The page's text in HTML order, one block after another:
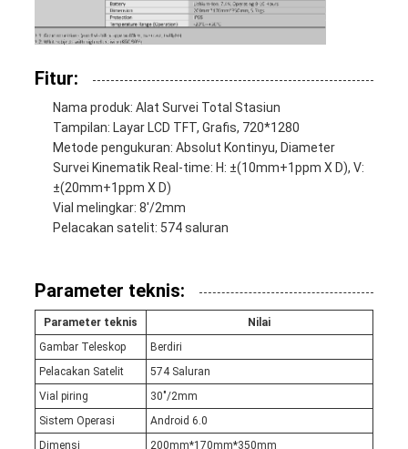
Fitur:
Nama produk: Alat Survei Total Stasiun
Tampilan: Layar LCD TFT, Grafis, 720*1280
Metode pengukuran: Absolut Kontinyu, Diameter
Survei Kinematik Real-time: H: ±(10mm+1ppm X D), V:
±(20mm+1ppm X D)
Vial melingkar: 8'/2mm
Pelacakan satelit: 574 saluran
Parameter teknis:
Parameter teknis
Nilai
Gambar Teleskop
Berdiri
Pelacakan Satelit
574 Saluran
Vial piring
30"/2mm
Sistem Operasi
Android 6.0
Dimensi
200mm*170mm*350mm